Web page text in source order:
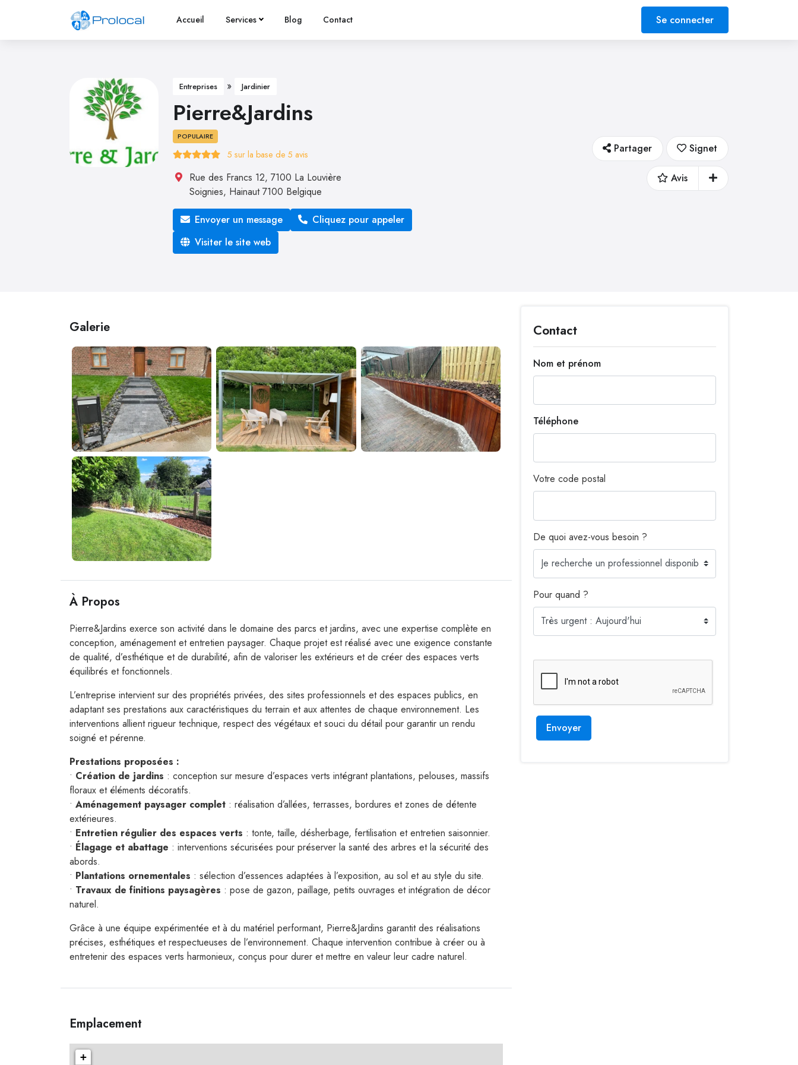
Accueil Services Blog Contact Se connecter
Entreprises » Jardinier
Pierre&Jardins
POPULAIRE
5 sur la base de 5 avis
Rue des Francs 12, 7100 La Louvière
Soignies, Hainaut 7100 Belgique
Envoyer un message
Cliquez pour appeler
Visiter le site web
Partager Signet
Avis
À Propos
Pierre&Jardins exerce son activité dans le domaine des parcs et jardins, avec une expertise complète en
conception, aménagement et entretien paysager. Chaque projet est réalisé avec une exigence constante
de qualité, d’esthétique et de durabilité, afin de valoriser les extérieurs et de créer des espaces verts
équilibrés et fonctionnels.
L’entreprise intervient sur des propriétés privées, des sites professionnels et des espaces publics, en
adaptant ses prestations aux caractéristiques du terrain et aux attentes de chaque environnement. Les
interventions allient rigueur technique, respect des végétaux et souci du détail pour garantir un rendu
soigné et pérenne.
Prestations proposées :
• Création de jardins : conception sur mesure d’espaces verts intégrant plantations, pelouses, massifs
floraux et éléments décoratifs.
• Aménagement paysager complet : réalisation d’allées, terrasses, bordures et zones de détente
extérieures.
• Entretien régulier des espaces verts : tonte, taille, désherbage, fertilisation et entretien saisonnier.
• Élagage et abattage : interventions sécurisées pour préserver la santé des arbres et la sécurité des
abords.
• Plantations ornementales : sélection d’essences adaptées à l’exposition, au sol et au style du site.
• Travaux de finitions paysagères : pose de gazon, paillage, petits ouvrages et intégration de décor
naturel.
Grâce à une équipe expérimentée et à du matériel performant, Pierre&Jardins garantit des réalisations
précises, esthétiques et respectueuses de l’environnement. Chaque intervention contribue à créer ou à
entretenir des espaces verts harmonieux, conçus pour durer et mettre en valeur leur cadre naturel.
Galerie
Emplacement
+
Contact
Nom et prénom
Téléphone
Votre code postal
De quoi avez-vous besoin ?
Pour quand ?
Envoyer